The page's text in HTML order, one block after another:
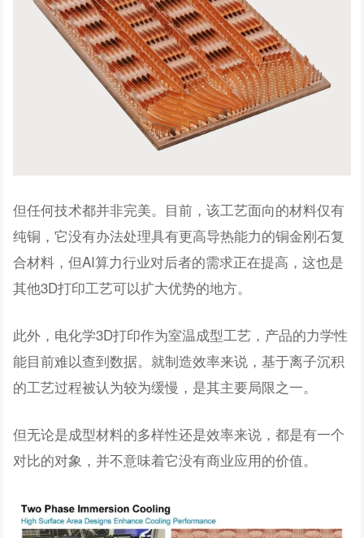
但任何技术都并非完美。目前，该工艺面向的材料仅有
纯铜，它没有办法处理具有更高导热能力的铜金刚石复
合材料，但AI算力行业对后者的需求正在提高，这也是
其他3D打印工艺可以扩大优势的地方。
此外，电化学3D打印作为室温成型工艺，产品的力学性
能目前难以查到数据。就制造效率来说，基于离子沉积
的工艺过程被认为较为缓慢，是其主要局限之一。
但无论是成型材料的多样性还是效率来说，都是有一个
对比的对象，并不意味着它没有商业应用的价值。